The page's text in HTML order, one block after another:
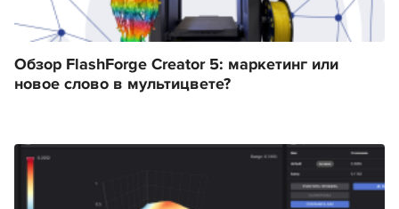
Обзор FlashForge Creator 5: маркетинг или
новое слово в мультицвете?